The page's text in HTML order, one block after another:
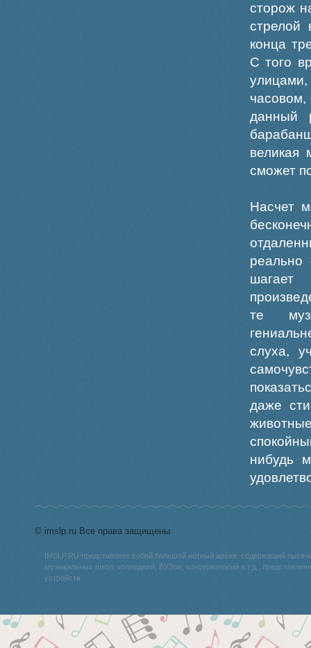
сторож
стрелой
конца
С того
часовом,
данный
великая
сможет
Насчет
реально
те
слуха,
даже
нибудь
© imslp.ru Все права защищены
IMSLP.RU представляет собой большой нотный архив, содержащий
музыкальных школ, колледжей, ВУЗов, консерваторий и т.д.,
устройств.